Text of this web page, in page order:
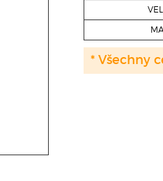
* Všechny